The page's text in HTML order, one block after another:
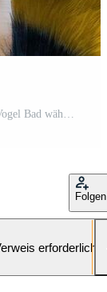
zwei eurasisch Blau Trinken und Baden im ein Vogel Bad während Herbst Pro Foto
Folgen
erforderlich